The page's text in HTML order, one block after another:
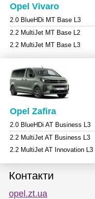
Opel Vivaro
2.0 BlueHDi MT Base L3
2.2 MultiJet MT Base L2
2.2 MultiJet MT Base L3
Opel Zafira
2.0 BlueHDi AT Business L3
2.2 MultiJet AT Business L3
2.2 MultiJet AT Innovation L3
Контакти
opel.zt.ua